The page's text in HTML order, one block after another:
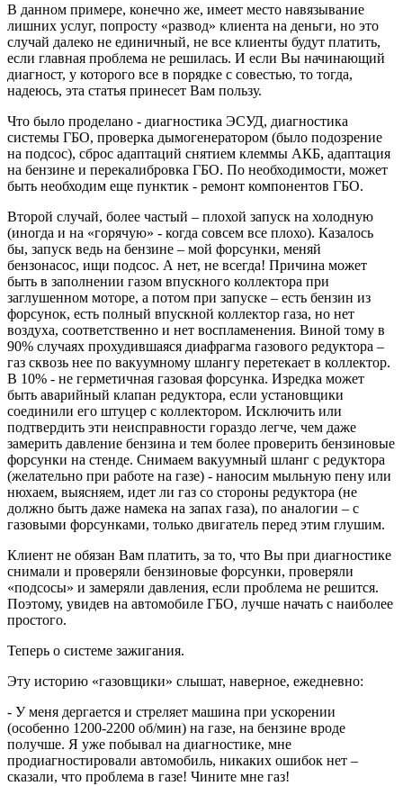
В данном примере, конечно же, имеет место навязывание
лишних услуг, попросту «развод» клиента на деньги, но это
случай далеко не единичный, не все клиенты будут платить,
если главная проблема не решилась. И если Вы начинающий
диагност, у которого все в порядке с совестью, то тогда,
надеюсь, эта статья принесет Вам пользу.
Что было проделано - диагностика ЭСУД, диагностика
системы ГБО, проверка дымогенератором (было подозрение
на подсос), сброс адаптаций снятием клеммы АКБ, адаптация
на бензине и перекалибровка ГБО. По необходимости, может
быть необходим еще пунктик - ремонт компонентов ГБО.
Второй случай, более частый – плохой запуск на холодную
(иногда и на «горячую» - когда совсем все плохо). Казалось
бы, запуск ведь на бензине – мой форсунки, меняй
бензонасос, ищи подсос. А нет, не всегда! Причина может
быть в заполнении газом впускного коллектора при
заглушенном моторе, а потом при запуске – есть бензин из
форсунок, есть полный впускной коллектор газа, но нет
воздуха, соответственно и нет воспламенения. Виной тому в
90% случаях прохудившаяся диафрагма газового редуктора –
газ сквозь нее по вакуумному шлангу перетекает в коллектор.
В 10% - не герметичная газовая форсунка. Изредка может
быть аварийный клапан редуктора, если установщики
соединили его штуцер с коллектором. Исключить или
подтвердить эти неисправности гораздо легче, чем даже
замерить давление бензина и тем более проверить бензиновые
форсунки на стенде. Снимаем вакуумный шланг с редуктора
(желательно при работе на газе) - наносим мыльную пену или
нюхаем, выясняем, идет ли газ со стороны редуктора (не
должно быть даже намека на запах газа), по аналогии – с
газовыми форсунками, только двигатель перед этим глушим.
Клиент не обязан Вам платить, за то, что Вы при диагностике
снимали и проверяли бензиновые форсунки, проверяли
«подсосы» и замеряли давления, если проблема не решится.
Поэтому, увидев на автомобиле ГБО, лучше начать с наиболее
простого.
Теперь о системе зажигания.
Эту историю «газовщики» слышат, наверное, ежедневно:
- У меня дергается и стреляет машина при ускорении
(особенно 1200-2200 об/мин) на газе, на бензине вроде
получше. Я уже побывал на диагностике, мне
продиагностировали автомобиль, никаких ошибок нет –
сказали, что проблема в газе! Чините мне газ!